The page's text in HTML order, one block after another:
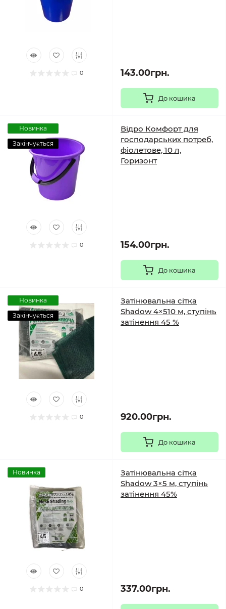
0 143.00грн.
До кошика
Новинка
Закінчується
0
Відро Комфорт для
господарських потреб,
фіолетове, 10 л,
Горизонт
154.00грн.
До кошика
Новинка
Закінчується
0
Затінювальна сітка
Shadow 4×510 м, ступінь
затінення 45 %
920.00грн.
До кошика
Новинка
0
Затінювальна сітка
Shadow 3×5 м, ступінь
затінення 45%
337.00грн.